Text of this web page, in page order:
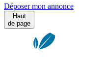
Déposer mon annonce
Haut
de page